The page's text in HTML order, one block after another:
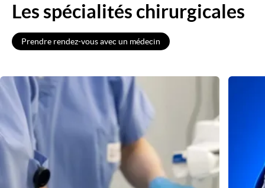
Les spécialités chirurgicales
Prendre rendez-vous avec un médecin